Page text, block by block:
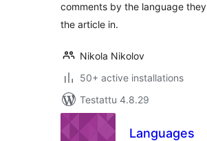
comments by the language
the article in.
Nikola Nikolov
50+ active installations
Testattu 4.8.29
Languages